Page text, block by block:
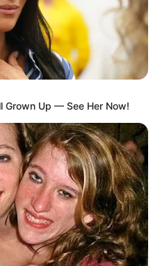
hilang. Aku tak tahu apa yang
di sini.
Camilo Madrigal berhasil
dan karakteristik yang
KARAKTER FILM
Grown Up — See Her Now!